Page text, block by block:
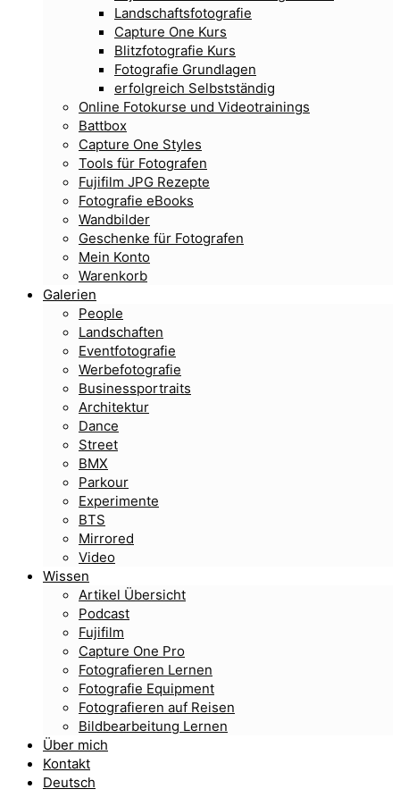
Landschaftsfotografie
Capture One Kurs
Blitzfotografie Kurs
Fotografie Grundlagen
erfolgreich Selbstständig
Online Fotokurse und Videotrainings
Battbox
Capture One Styles
Tools für Fotografen
Fujifilm JPG Rezepte
Fotografie eBooks
Wandbilder
Geschenke für Fotografen
Mein Konto
Warenkorb
Galerien
People
Landschaften
Eventfotografie
Werbefotografie
Businessportraits
Architektur
Dance
Street
BMX
Parkour
Experimente
BTS
Mirrored
Video
Wissen
Artikel Übersicht
Podcast
Fujifilm
Capture One Pro
Fotografieren Lernen
Fotografie Equipment
Fotografieren auf Reisen
Bildbearbeitung Lernen
Über mich
Kontakt
Deutsch